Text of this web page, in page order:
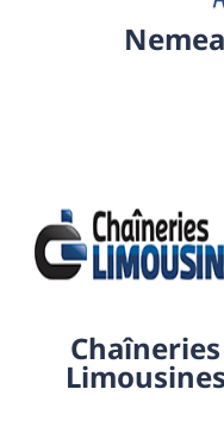
Chaîneries
Limousines